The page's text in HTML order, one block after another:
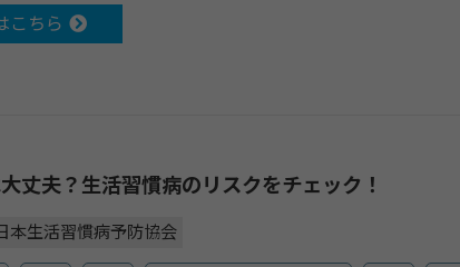
こちら
丈夫？生活習慣病のリスクをチェック！
本生活習慣病予防協会